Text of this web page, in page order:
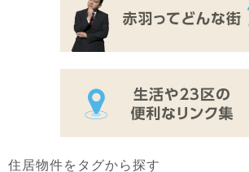
住居物件をタグから探す